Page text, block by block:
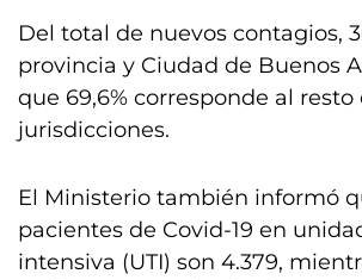
Del total de nuevos contagios,
provincia y Ciudad de Buenos
que 69,6% corresponde al resto
jurisdicciones.
El Ministerio también informó
pacientes de Covid-19 en
intensiva (UTI) son 4.379,